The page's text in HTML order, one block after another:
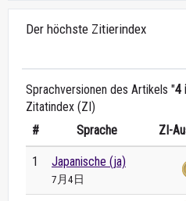
Der höchste Zitierindex
Sprachversionen des Artikels "4
Zitatindex (ZI)
#
Sprache ZI-
1 Japanische (ja)
7月4日